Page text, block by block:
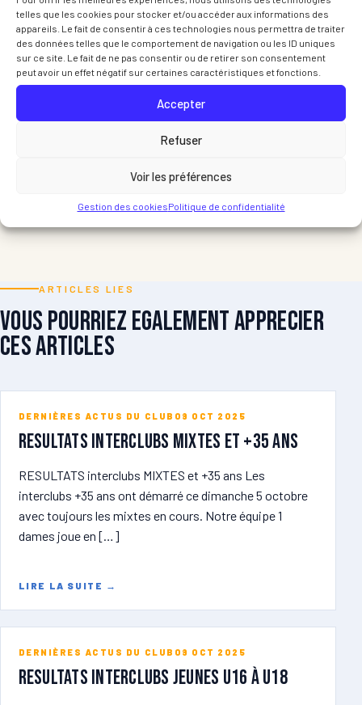
telles que les cookies pour stocker et/ou accéder aux informations des
appareils. Le fait de consentir à ces technologies nous permettra de traiter
des données telles que le comportement de navigation ou les ID uniques
sur ce site. Le fait de ne pas consentir ou de retirer son consentement
peut avoir un effet négatif sur certaines caractéristiques et fonctions.
Accepter
Refuser
Voir les préférences
Gestion des cookiesPolitique de confidentialité
ARTICLES LIES
Vous pourriez egalement apprecier
ces articles
DERNIÈRES ACTUS DU CLUB 09 OCT 2025
RESULTATS Interclubs MIXTES et +35 ans
RESULTATS interclubs MIXTES et +35 ans Les
interclubs +35 ans ont démarré ce dimanche 5 octobre
avec toujours les mixtes en cours. Notre équipe 1
dames joue en […]
LIRE LA SUITE →
DERNIÈRES ACTUS DU CLUB 09 OCT 2025
RESULTATS INTERCLUBS JEUNES U16 à U18